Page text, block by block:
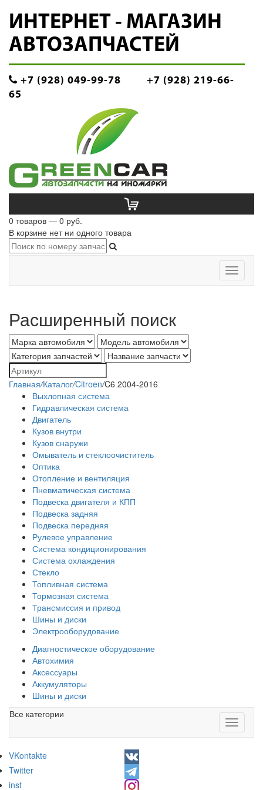
ИНТЕРНЕТ - МАГАЗИН
АВТОЗАПЧАСТЕЙ
+7 (928) 049-99-78
+7 (928) 219-66-
65
0 товаров — 0 руб.
В корзине нет ни одного товара
Toggle
Расширенный поиск
Главная/Каталог/Citroen/C6 2004-2016
Выхлопная система
Гидравлическая система
Двигатель
Кузов внутри
Кузов снаружи
Омыватель и стеклоочиститель
Оптика
Отопление и вентиляция
Пневматическая система
Подвеска двигателя и КПП
Подвеска задняя
Подвеска передняя
Рулевое управление
Система кондиционирования
Система охлаждения
Стекло
Топливная система
Тормозная система
Трансмиссия и привод
Шины и диски
Электрооборудование
Диагностическое оборудование
Автохимия
Аксессуары
Аккумуляторы
Шины и диски
Toggle
Все категории
VKontakte
Twitter
inst